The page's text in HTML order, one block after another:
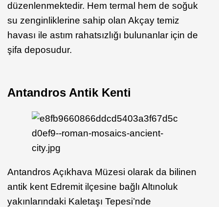
düzenlenmektedir. Hem termal hem de soğuk
su zenginliklerine sahip olan Akçay temiz
havası ile astım rahatsızlığı bulunanlar için de
şifa deposudur.
Antandros Antik Kenti
Antandros Açıkhava Müzesi olarak da bilinen
antik kent Edremit ilçesine bağlı Altınoluk
yakınlarındaki Kaletaşı Tepesi’nde